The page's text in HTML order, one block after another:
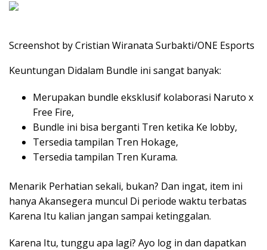
Screenshot by Cristian Wiranata Surbakti/ONE Esports
Keuntungan Didalam Bundle ini sangat banyak:
Merupakan bundle eksklusif kolaborasi Naruto x
Free Fire,
Bundle ini bisa berganti Tren ketika Ke lobby,
Tersedia tampilan Tren Hokage,
Tersedia tampilan Tren Kurama.
Menarik Perhatian sekali, bukan? Dan ingat, item ini
hanya Akansegera muncul Di periode waktu terbatas
Karena Itu kalian jangan sampai ketinggalan.
Karena Itu, tunggu apa lagi? Ayo log in dan dapatkan